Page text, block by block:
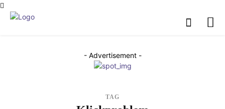
- Advertisement -
TAG